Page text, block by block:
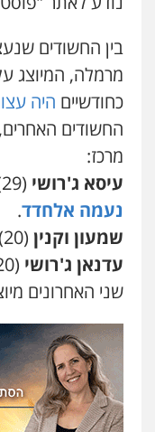
פלילי
פלילי
פלילי
עו"ד
פלילי
בין החשודים
מרמלה, המיוצג
כחודשיים היה
החשודים
מרכז:
עיסא ג'רושי (29) מרמלה. מיוצג על ידי
נעמה אלחדד.
שמעון וקנין (20) מאור עקיבא.
עדנאן ג'רושי (20) מרמלה.
שני האחרונים